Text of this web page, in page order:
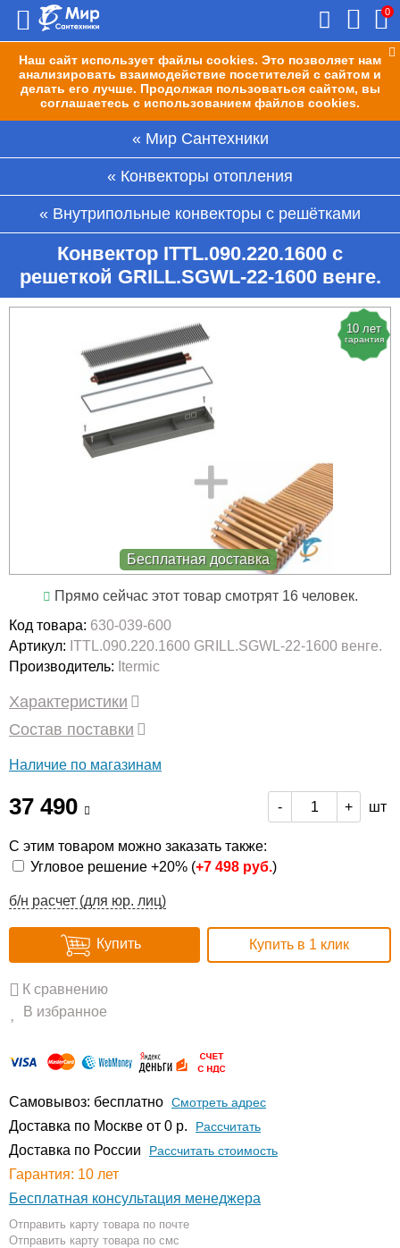
Наш сайт использует файлы cookies. Это позволяет нам
анализировать взаимодействие посетителей с сайтом и
делать его лучше. Продолжая пользоваться сайтом, вы
соглашаетесь с использованием файлов cookies.
0
Мир Сантехники
Конвекторы отопления
Внутрипольные конвекторы с решётками
Конвектор ITTL.090.220.1600 с
решеткой GRILL.SGWL-22-1600 венге.
10 лет
гарантия
Бесплатная доставка
Прямо сейчас этот товар смотрят 16 человек.
Код товара: 630-039-600
Артикул: ITTL.090.220.1600 GRILL.SGWL-22-1600 венге.
Производитель: Itermic
Характеристики
Состав поставки
Наличие по магазинам
37 490 - + шт
С этим товаром можно заказать также:
Угловое решение +20% (+7 498 руб.)
б/н расчет (для юр. лиц)
Купить Купить в 1 клик
К сравнению
В избранное
Самовывоз: бесплатно Смотреть адрес
Доставка по Москве от 0 р. Расcчитать
Доставка по России Рассчитать стоимость
Гарантия: 10 лет
Бесплатная консультация менеджера
Отправить карту товара по почте
Отправить карту товара по смс